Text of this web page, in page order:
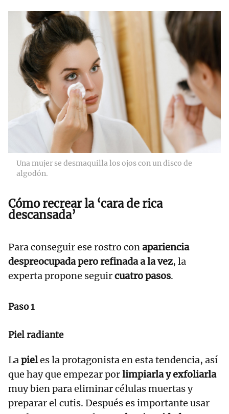
Una mujer se desmaquilla los ojos con un disco de
algodón.
Cómo recrear la ‘cara de rica
descansada’
Para conseguir ese rostro conapariencia
despreocupada pero refinada a la vez, la
experta propone seguircuatro pasos.
Paso 1
Piel radiante
Lapieles la protagonista en esta tendencia, así
que hay que empezar porlimpiarla y exfoliarla
muy bien para eliminar células muertas y
preparar el cutis. Después es importante usar